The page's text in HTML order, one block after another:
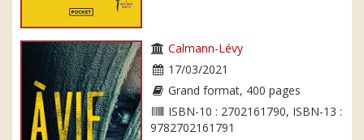
Calmann-Lévy
17/03/2021
Grand format, 400 pages
ISBN-10 : 2702161790, ISBN-13 :
9782702161791